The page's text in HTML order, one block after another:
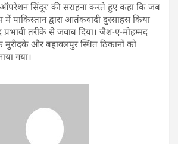
सिंदूर’ की सराहना करते हुए कहा कि जब
पाकिस्तान द्वारा आतंकवादी दुस्साहस किया
तरीके से जवाब दिया। जैश-ए-मोहम्मद
और बहावलपुर स्थित ठिकानों को
गया।